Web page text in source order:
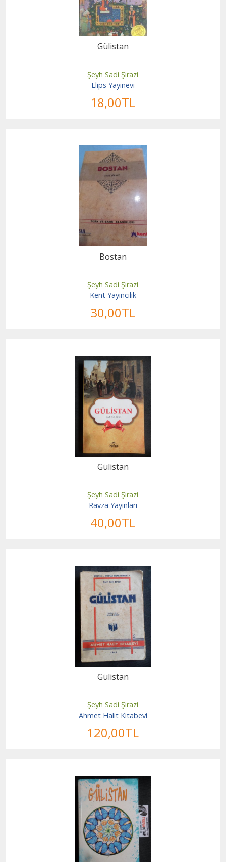
Gülistan
Şeyh Sadi Şirazi
Elips Yayınevi
18,00TL
Bostan
Şeyh Sadi Şirazi
Kent Yayıncılık
30,00TL
Gülistan
Şeyh Sadi Şirazi
Ravza Yayınları
40,00TL
Gülistan
Şeyh Sadi Şirazi
Ahmet Halit Kitabevi
120,00TL